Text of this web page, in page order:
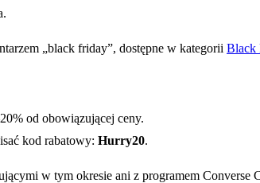
„black friday”, dostępne w kategorii Black
od obowiązującej ceny.
kod rabatowy: Hurry20.
w tym okresie ani z programem Converse